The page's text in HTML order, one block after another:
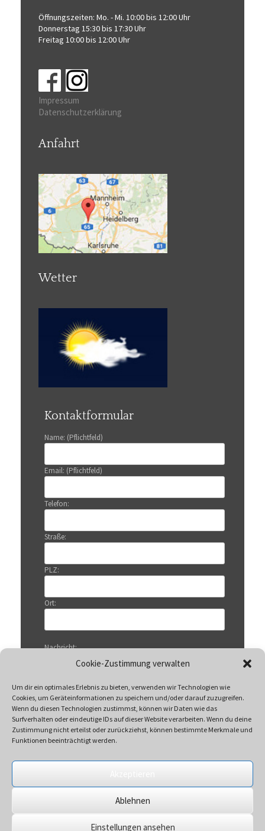
Cookie-Zustimmung verwalten
Um dir ein optimales Erlebnis zu bieten, verwenden wir Technologien wie
Cookies, um Geräteinformationen zu speichern und/oder darauf zuzugreifen.
Wenn du diesen Technologien zustimmst, können wir Daten wie das
Surfverhalten oder eindeutige IDs auf dieser Website verarbeiten. Wenn du deine
Zustimmung nicht erteilst oder zurückziehst, können bestimmte Merkmale und
Funktionen beeinträchtigt werden.
Ablehnen
Einstellungen ansehen
Öffnungszeiten: Mo. - Mi. 10:00 bis 12:00 Uhr
Donnerstag 15:30 bis 17:30 Uhr
Freitag 10:00 bis 12:00 Uhr
Impressum
Datenschutzerklärung
Anfahrt
Wetter
Kontaktformular
Name: (Pflichtfeld)
Email: (Pflichtfeld)
Telefon:
Straße:
PLZ:
Ort:
Nachricht:
Mit Klicken auf „Senden“ akzeptieren Sie unsere
Datenschutzerklärung